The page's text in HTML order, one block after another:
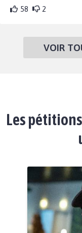
58 2
VOIR
Les